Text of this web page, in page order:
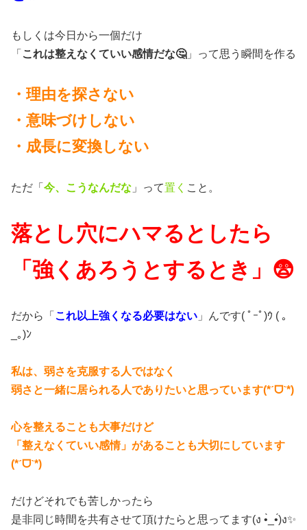
もしくは今日から一個だけ
「 これは整えなくていい感情だな🤔」って思う瞬間を作る
・理由を探さない
・意味づけしない
・成長に変換しない
ただ「 今、こうなんだな 」って置く こと。
落とし穴にハマるとしたら
「強くあろうとするとき」😨
だから「 これ以上強くなる必要はない 」んです( ﾟｰﾟ)ｳ ( ｡
_｡)ﾝ
私は、弱さを克服する人ではなく
弱さと一緒に居られる人でありたいと思っています(*ˊᗜˋ*)
心を整えることも大事だけど
「整えなくていい感情」があることも大切にしています
(*ˊᗜˋ*)
だけどそれでも苦しかったら
是非同じ時間を共有させて頂けたらと思ってます(ง •̀_•́)ง✨